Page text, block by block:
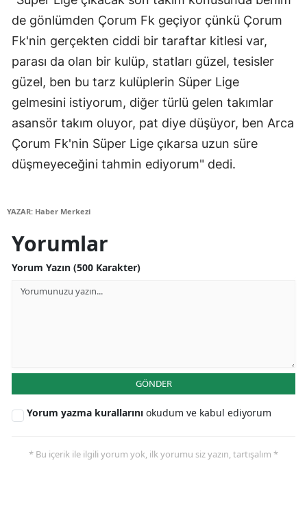
Kars
Kastamonu
Kayseri
Kırklareli
Kırşehir
Kocaeli
Nevşehir
de gönlümden Çorum Fk geçiyor çünkü Çorum
Fk'nin gerçekten ciddi bir taraftar kitlesi var,
parası da olan bir kulüp, statları güzel, tesisler
güzel, ben bu tarz kulüplerin Süper Lige
gelmesini istiyorum, diğer türlü gelen takımlar
asansör takım oluyor, pat diye düşüyor, ben Arca
Çorum Fk'nin Süper Lige çıkarsa uzun süre
düşmeyeceğini tahmin ediyorum" dedi.
YAZAR: Haber Merkezi
Yorumlar
Yorum Yazın (500 Karakter)
GÖNDER
Yorum yazma kurallarını okudum ve kabul ediyorum
* Bu içerik ile ilgili yorum yok, ilk yorumu siz yazın, tartışalım *